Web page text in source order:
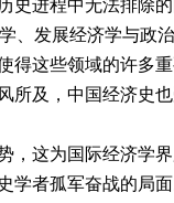
史进程中无法排除
、发展经济学与政
得这些领域的许多
所及，中国经济史
这为国际经济学界
学者孤军奋战的局